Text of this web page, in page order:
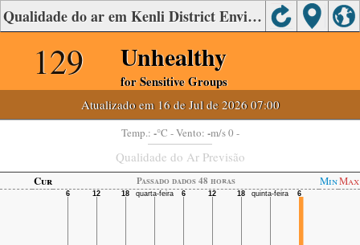
Qualidade do ar em Kenli District Environmental Protection Bureau, Kenli District
129 Unhealthy
for Sensitive Groups
Atualizado em 16 de Jul de 2026 07:00
Temp.: -°C - Vento: -m/s 0 -
Qualidade do Ar Previsão
Cur Passado dados 48 horas MinMax